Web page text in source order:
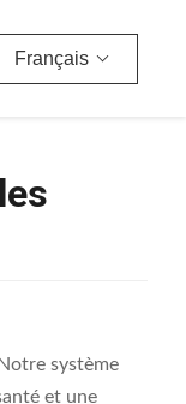
Français
système
et une